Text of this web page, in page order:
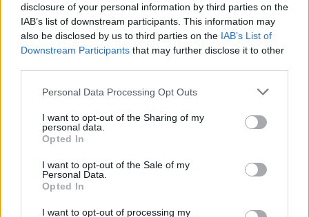
disclosure of your personal information by third parties on the
IAB’s list of downstream participants. This information may
also be disclosed by us to third parties on the IAB’s List of
Downstream Participants that may further disclose it to other
Personal Data Processing Opt Outs
I want to opt-out of the Sharing of my
personal data.
Opted In
I want to opt-out of the Sale of my
Personal Data.
Opted In
I want to opt-out of processing my